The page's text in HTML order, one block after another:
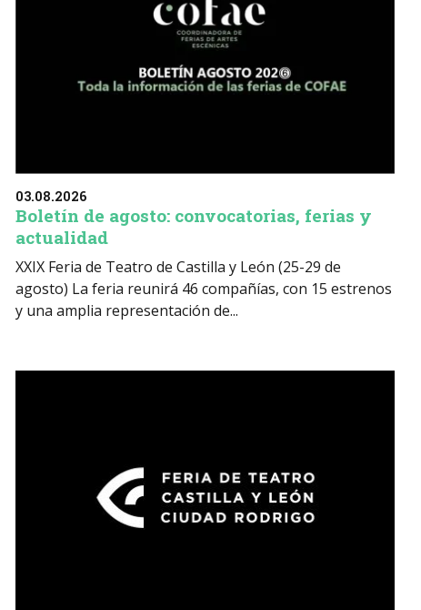
03.08.2026
Boletín de agosto: convocatorias, ferias y
actualidad
XXIX Feria de Teatro de Castilla y León (25-29 de
agosto) La feria reunirá 46 compañías, con 15 estrenos
y una amplia representación de...